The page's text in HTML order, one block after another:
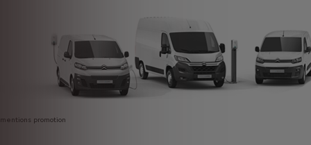
mentions promotion